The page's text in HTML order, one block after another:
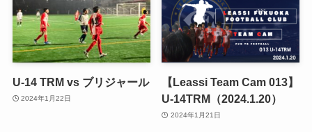
U-14 TRM vs ブリジャール
2024年1月22日
【Leassi Team Cam 013】
U-14TRM（2024.1.20）
2024年1月21日